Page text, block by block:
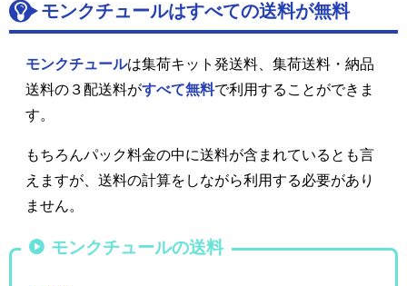
モンクチュールはすべての送料が無料
モンクチュールは集荷キット発送料、集荷送料・納品
送料の３配送料がすべて無料で利用することができま
す。
もちろんパック料金の中に送料が含まれているとも言
えますが、送料の計算をしながら利用する必要があり
ません。
モンクチュールの送料